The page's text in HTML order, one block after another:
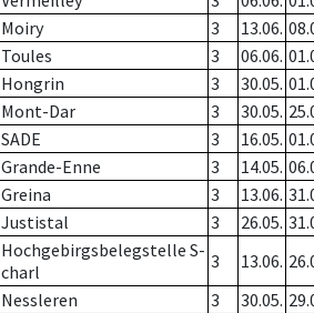
Moiry 3 13.06.
Toules 3 06.06.
Hongrin 3 30.05.
Mont-Dar 3 30.05.
SADE 3 16.05.
Grande-Enne 3 14.05.
Greina 3 13.06.
Justistal 3 26.05.
Hochgebirgsbelegstelle S-
charl
3 13.06.
Nessleren 3 30.05.